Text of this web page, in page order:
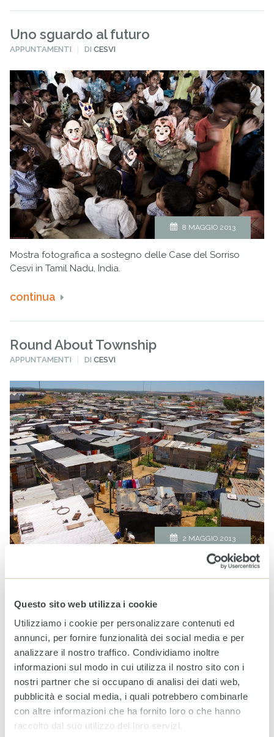
Questo sito web utilizza i cookie
Utilizziamo i cookie per personalizzare contenuti ed
annunci, per fornire funzionalità dei social media e per
analizzare il nostro traffico. Condividiamo inoltre
informazioni sul modo in cui utilizza il nostro sito con i
nostri partner che si occupano di analisi dei dati web,
pubblicità e social media, i quali potrebbero combinarle
con altre informazioni che ha fornito loro o che hanno
raccolto dal suo utilizzo dei loro servizi.
Uno sguardo al futuro
PUBBLICATO
APPUNTAMENTI DICESVI
8 MAGGIO 2013
Mostra fotografica a sostegno delle Case del Sorriso
Cesvi in Tamil Nadu, India.
continua
Round About Township
PUBBLICATO
APPUNTAMENTI DICESVI
2 MAGGIO 2013
Mostra del fotografo Pino Ninfa. Un viaggio nelle
township di Johannesburg e Città del Capo.
continua
Torneo solidale di burraco
PUBBLICATO
APPUNTAMENTI DICESVI